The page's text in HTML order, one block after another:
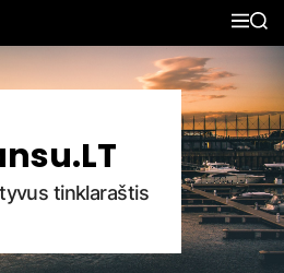
M
U
S
C
H
tinklaraštis